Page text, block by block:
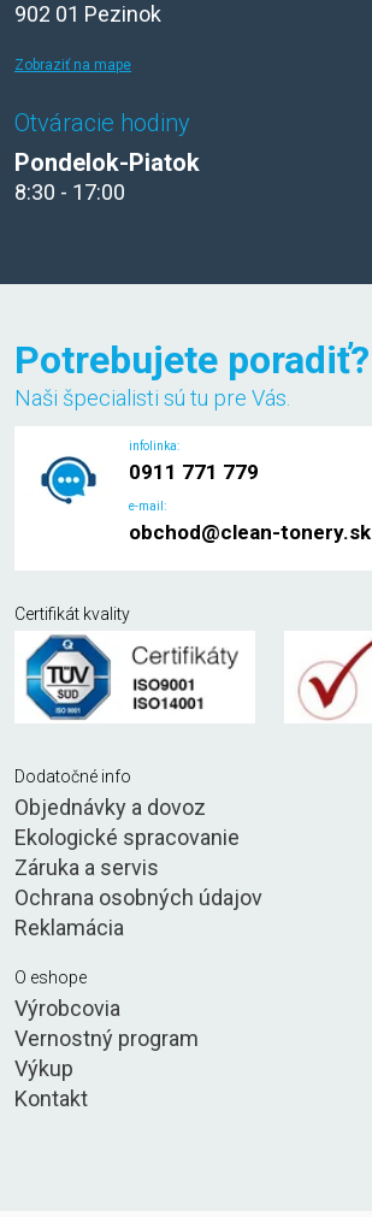
902 01 Pezinok
Zobraziť na mape
Otváracie hodiny
Pondelok-Piatok
8:30 - 17:00
Potrebujete poradiť?
Naši špecialisti sú tu pre Vás.
infolinka:
0911 771 779
e-mail:
obchod@clean-tonery.sk
Certifikát kvality
Dodatočné info
Objednávky a dovoz
Ekologické spracovanie
Záruka a servis
Ochrana osobných údajov
Reklamácia
O eshope
Výrobcovia
Vernostný program
Výkup
Kontakt